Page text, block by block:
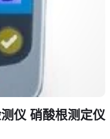
仪 硝酸根测定仪